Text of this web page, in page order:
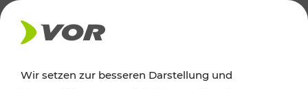
AKTUELLES
Wir setzen zur besseren Darstellung und